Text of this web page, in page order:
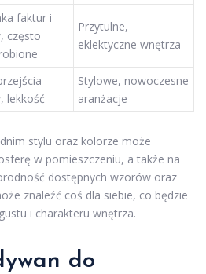
faktur i
często
Przytulne,
eklektyczne wnętrza
lekkość
Stylowe, nowoczesne
aranżacje
stylu oraz kolorze może
w pomieszczeniu, a także na
dostępnych wzorów oraz
znaleźć coś dla siebie, co będzie
i charakteru wnętrza.
do